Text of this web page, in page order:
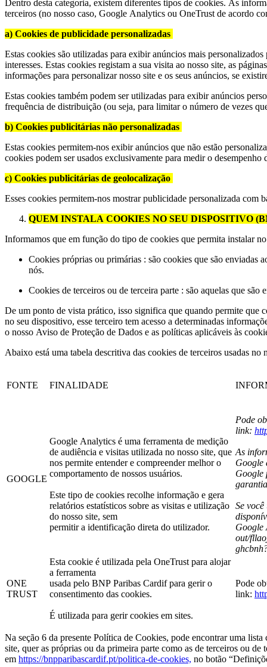
Dentro desta categoria, existem diferentes tipos de cookies. As
terceiros (no nosso caso, Google Analytics ou OneTrust de acordo
a) Cookies de publicidade personalizadas
Estas cookies são utilizadas para exibir anúncios mais personalizados
interesses. Estas cookies registam a sua visita ao nosso site, as
informações para personalizar nosso site e os seus anúncios, se
Estas cookies também podem ser utilizadas para exibir anúncios
frequência de distribuição (ou seja, para limitar o número de vezes
b) Cookies publicitárias não personalizadas
Estas cookies permitem-nos exibir anúncios que não estão
cookies podem ser usados exclusivamente para medir o
c) Cookies publicitárias de geolocalização
Esses cookies permitem-nos mostrar publicidade personalizada com
QUEM INSTALA COOKIES NO SEU DISPOSITIVO
Informamos que em função do tipo de cookies que permita instalar
Cookies próprias ou primárias : são cookies que são
nós.
Cookies de terceiros ou de terceira parte : são aquelas que
De um ponto de vista prático, isso significa que quando permite que
no seu dispositivo, esse terceiro tem acesso a determinadas
o nosso Aviso de Proteção de Dados e as políticas aplicáveis às
Abaixo está uma tabela descritiva das cookies de terceiros usadas
FONTE FINALIDADE
GOOGLE
Google Analytics é uma ferramenta de medição
de audiência e visitas utilizada no nosso site, que
nos permite entender e compreender melhor o
comportamento de nossos usuários.
Este tipo de cookies recolhe informação e gera
relatórios estatísticos sobre as visitas e utilização
do nosso site, sem
permitir a identificação direta do utilizador.
Pode
link:
As
Google
Google
Se
out/
ONE
TRUST
Esta cookie é utilizada pela OneTrust para alojar
a ferramenta
usada pelo BNP Paribas Cardif para gerir o
consentimento das cookies.
É utilizada para gerir cookies em sites.
Pode
link:
Na seção 6 da presente Política de Cookies, pode encontrar uma lista
site, quer as próprias ou da primeira parte como as de terceiros ou
em https://bnpparibascardif.pt/politica-de-cookies, no botão